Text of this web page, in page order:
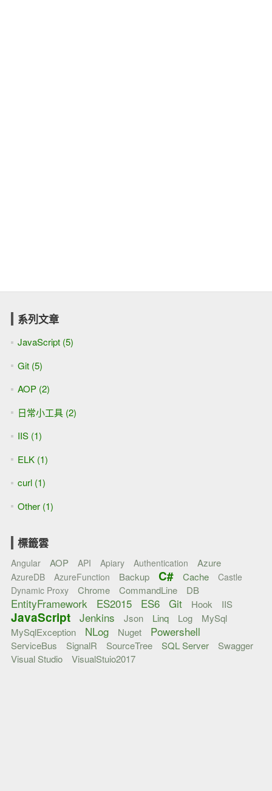
系列文章
JavaScript (5)
Git (5)
AOP (2)
日常小工具 (2)
IIS (1)
ELK (1)
curl (1)
Other (1)
標籤雲
Angular AOP API Apiary Authentication Azure
AzureDB AzureFunction Backup C# Cache
Castle
Dynamic Proxy
Chrome CommandLine DB
EntityFramework ES2015 ES6 Git Hook IIS
JavaScript Jenkins Json Linq Log
MySql
MySqlException
NLog Nuget Powershell
ServiceBus SignalR SourceTree SQL Server
Swagger
Visual Studio
VisualStuio2017